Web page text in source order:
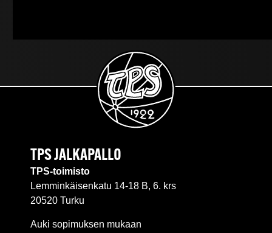
TPS JALKAPALLO
TPS-toimisto
Lemminkäisenkatu 14-18 B, 6. krs
20520 Turku
Auki sopimuksen mukaan